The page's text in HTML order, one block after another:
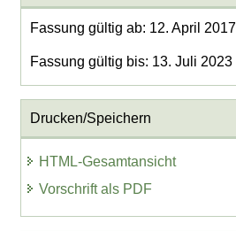
Fassung gültig ab: 12. April 2017
Fassung gültig bis: 13. Juli 2023
Drucken/Speichern
HTML-Gesamtansicht
Vorschrift als PDF